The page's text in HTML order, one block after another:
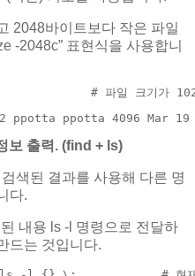
2048바이트보다 작은 파일
-2048c” 표현식을 사용합니
# 파일 크기가 1024 바
ppotta 4096 Mar
보 출력. (find + ls)
색된 결과를 사용해 다른 명
다.
내용 ls -l 명령으로 전달하
드는 것입니다.